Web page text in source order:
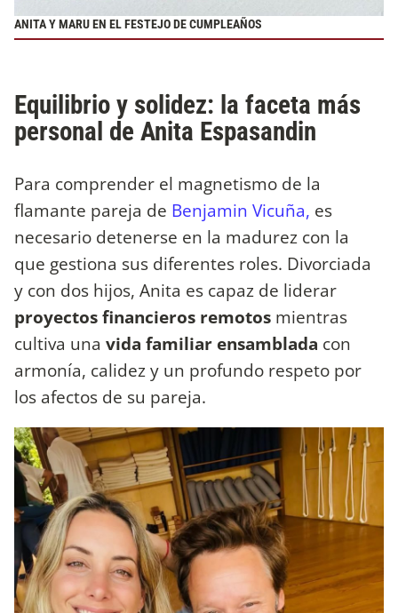
ANITA Y MARU EN EL FESTEJO DE CUMPLEAÑOS
Equilibrio y solidez: la faceta más
personal de Anita Espasandin
Para comprender el magnetismo de la
flamante pareja de Benjamin Vicuña, es
necesario detenerse en la madurez con la
que gestiona sus diferentes roles. Divorciada
y con dos hijos, Anita es capaz de liderar
proyectos financieros remotos mientras
cultiva una vida familiar ensamblada con
armonía, calidez y un profundo respeto por
los afectos de su pareja.